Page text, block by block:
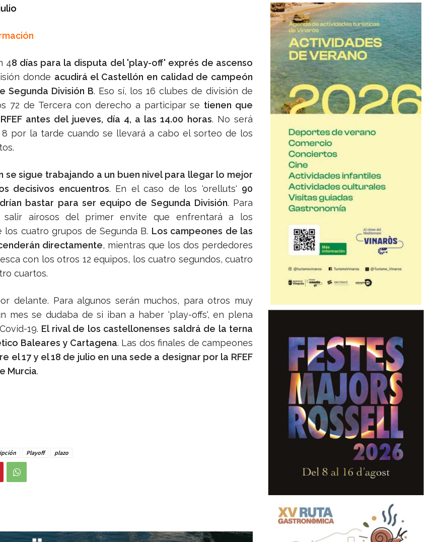
48 días para la disputa del 'play-off' exprés de ascenso
donde acudirá el Castellón en calidad de campeón
Segunda División B. Eso sí, los 16 clubes de división de
72 de Tercera con derecho a participar se tienen que
antes del jueves, día 4, a las 14.00 horas. No será
8 por la tarde cuando se llevará a cabo el sorteo de los
se sigue trabajando a un buen nivel para llegar lo mejor
decisivos encuentros. En el caso de los 'orelluts' 90
bastar para ser equipo de Segunda División. Para
salir airosos del primer envite que enfrentará a los
los cuatro grupos de Segunda B. Los campeones de las
directamente, mientras que los dos perdedores
con los otros 12 equipos, los cuatro segundos, cuatro
cuartos.
delante. Para algunos serán muchos, para otros muy
mes se dudaba de si iban a haber 'play-offs', en plena
19. El rival de los castellonenses saldrá de la terna
Baleares y Cartagena. Las dos finales de campeones
el 17 y el 18 de julio en una sede a designar por la RFEF
Murcia.
Playoff plazo